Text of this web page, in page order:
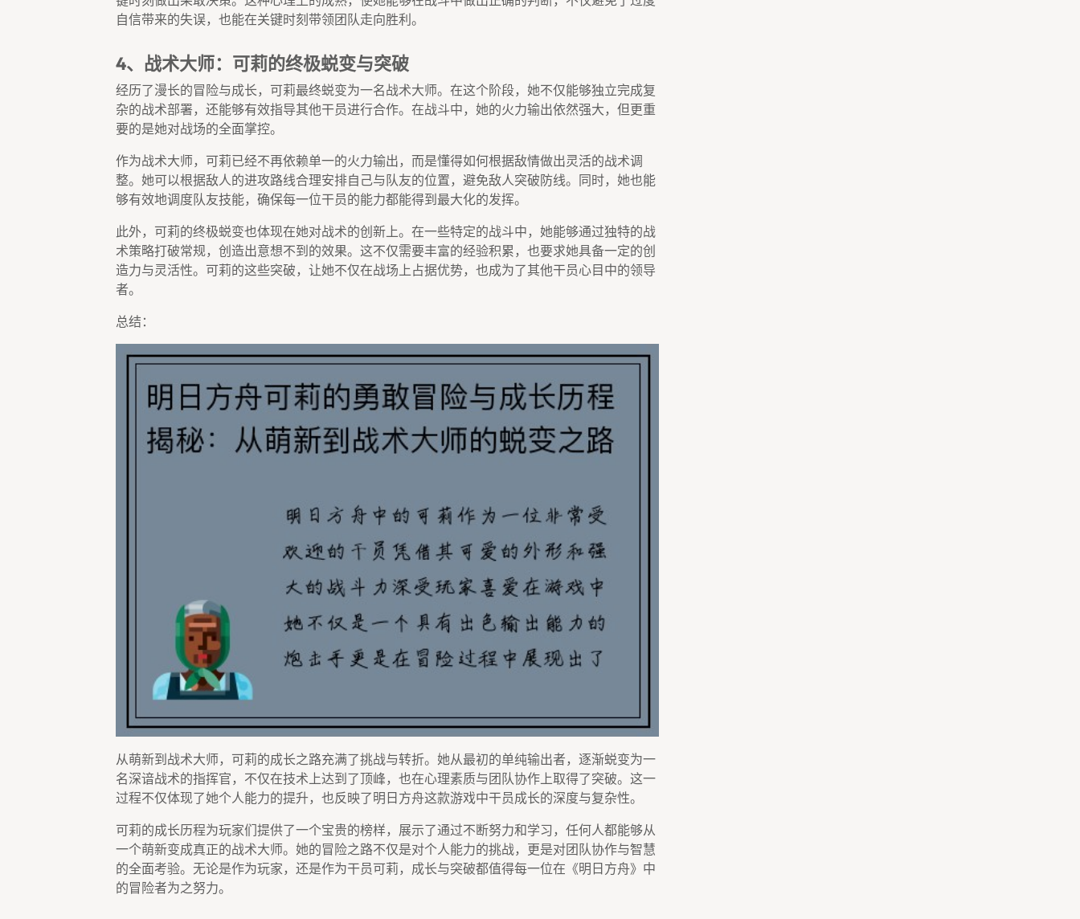
自信带来的失误，也能在关键时刻带领团队走向胜利。
4、战术大师：可莉的终极蜕变与突破
经历了漫长的冒险与成长，可莉最终蜕变为一名战术大师。在这个阶段，她不仅能够独立完成复
杂的战术部署，还能够有效指导其他干员进行合作。在战斗中，她的火力输出依然强大，但更重
要的是她对战场的全面掌控。
作为战术大师，可莉已经不再依赖单一的火力输出，而是懂得如何根据敌情做出灵活的战术调
整。她可以根据敌人的进攻路线合理安排自己与队友的位置，避免敌人突破防线。同时，她也能
够有效地调度队友技能，确保每一位干员的能力都能得到最大化的发挥。
此外，可莉的终极蜕变也体现在她对战术的创新上。在一些特定的战斗中，她能够通过独特的战
术策略打破常规，创造出意想不到的效果。这不仅需要丰富的经验积累，也要求她具备一定的创
造力与灵活性。可莉的这些突破，让她不仅在战场上占据优势，也成为了其他干员心目中的领导
者。
总结：
从萌新到战术大师，可莉的成长之路充满了挑战与转折。她从最初的单纯输出者，逐渐蜕变为一
名深谙战术的指挥官，不仅在技术上达到了顶峰，也在心理素质与团队协作上取得了突破。这一
过程不仅体现了她个人能力的提升，也反映了明日方舟这款游戏中干员成长的深度与复杂性。
可莉的成长历程为玩家们提供了一个宝贵的榜样，展示了通过不断努力和学习，任何人都能够从
一个萌新变成真正的战术大师。她的冒险之路不仅是对个人能力的挑战，更是对团队协作与智慧
的全面考验。无论是作为玩家，还是作为干员可莉，成长与突破都值得每一位在《明日方舟》中
的冒险者为之努力。